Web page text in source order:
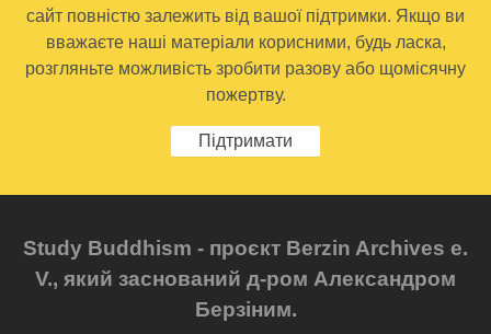
сайт повністю залежить від вашої підтримки. Якщо ви
вважаєте наші матеріали корисними, будь ласка,
розгляньте можливість зробити разову або щомісячну
пожертву.
Підтримати
Study Buddhism - проєкт Berzin Archives e.
V., який заснований д-ром Александром
Берзіним.